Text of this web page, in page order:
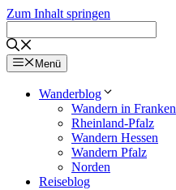
Zum Inhalt springen
Menü
Wanderblog
Wandern in Franken
Rheinland-Pfalz
Wandern Hessen
Wandern Pfalz
Norden
Reiseblog